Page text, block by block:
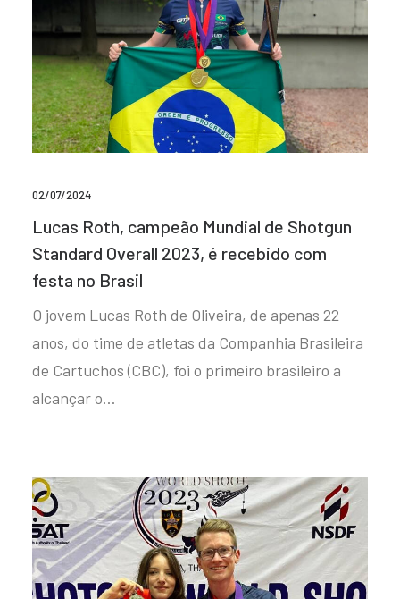
02/07/2024
Lucas Roth, campeão Mundial de Shotgun
Standard Overall 2023, é recebido com
festa no Brasil
O jovem Lucas Roth de Oliveira, de apenas 22
anos, do time de atletas da Companhia Brasileira
de Cartuchos (CBC), foi o primeiro brasileiro a
alcançar o…